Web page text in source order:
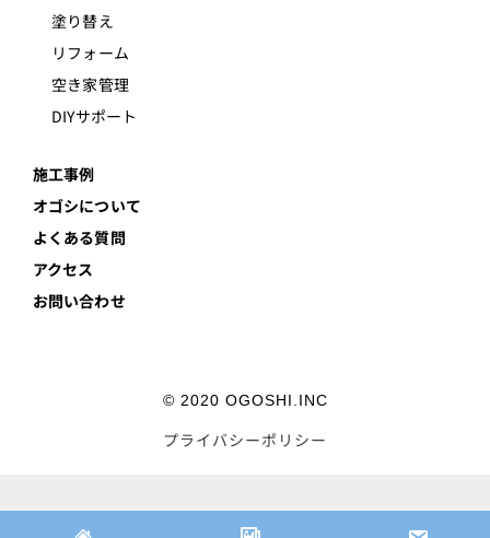
塗り替え
リフォーム
空き家管理
DIYサポート
施工事例
オゴシについて
よくある質問
アクセス
お問い合わせ
© 2020 OGOSHI.INC
プライバシーポリシー